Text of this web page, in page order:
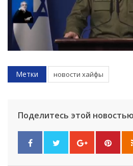
Метки новости хайфы
Поделитесь этой